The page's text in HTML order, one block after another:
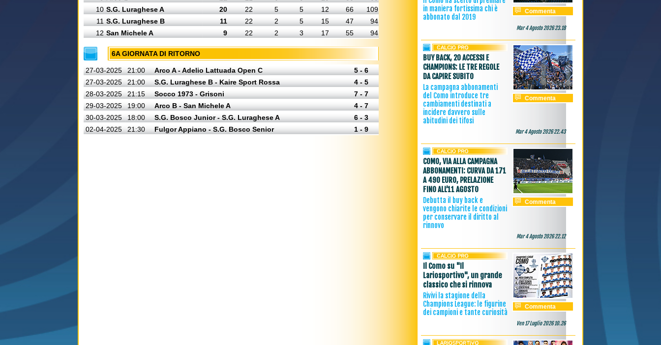
10 S.G. Luraghese A 20 22 5 5 12 66
109
11 S.G. Luraghese B 11 22 2 5 15 47
94
12 San Michele A 9 22 2 3 17 55 94
6A GIORNATA DI RITORNO
27-03-2025 21:00 Arco A - Adelio Lattuada Open C
5 - 6
27-03-2025
21:00 S.G. Luraghese B - Kaire Sport Rossa
4 - 5
28-03-2025
21:15 Socco 1973 - Grisoni
7 - 7
29-03-2025
19:00 Arco B - San Michele A
4 - 7
30-03-2025
18:00 S.G. Bosco Junior - S.G. Luraghese A
6 - 3
02-04-2025
21:30 Fulgor Appiano - S.G. Bosco Senior 1 - 9
in maniera fortissima chi è
abbonato dal 2019
Commenta
Mar 4 Agosto 2026 23.18
BUY BACK, 20 ACCESSI E
CHAMPIONS: LE TRE REGOLE
DA CAPIRE SUBITO
La campagna abbonamenti
del Como introduce tre
cambiamenti destinati a
incidere davvero sulle
abitudini dei tifosi
Commenta
Mar 4 Agosto 2026 22.43
COMO, VIA ALLA CAMPAGNA
ABBONAMENTI: CURVA DA 171
A 490 EURO, PRELAZIONE
FINO ALL’11 AGOSTO
Debutta il buy back e
vengono chiarite le condizioni
per conservare il diritto al
rinnovo
Commenta
Mar 4 Agosto 2026 22.12
Il Como su "Il
Lariosportivo", un grande
classico che si rinnova
Rivivi la stagione della
Champions League: le figurine
dei campioni e tante curiosità
Commenta
Ven 17 Luglio 2026 10.26